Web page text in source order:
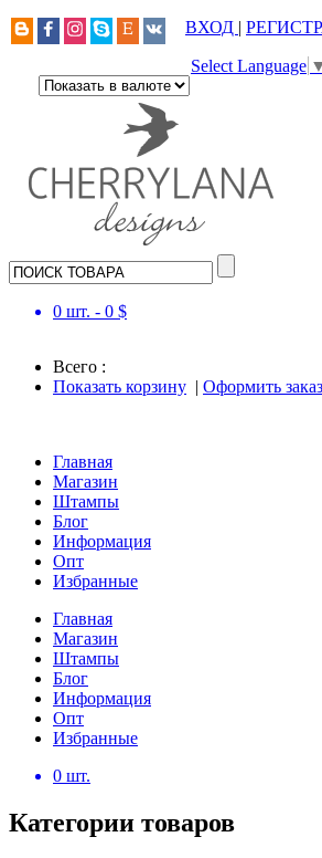
ВХОД |
Select Language
0 шт. - 0 $
Всего :
Показать корзину | Оформить заказ
Главная
Магазин
Штампы
Блог
Информация
Опт
Избранные
Главная
Магазин
Штампы
Блог
Информация
Опт
Избранные
0 шт.
Категории товаров